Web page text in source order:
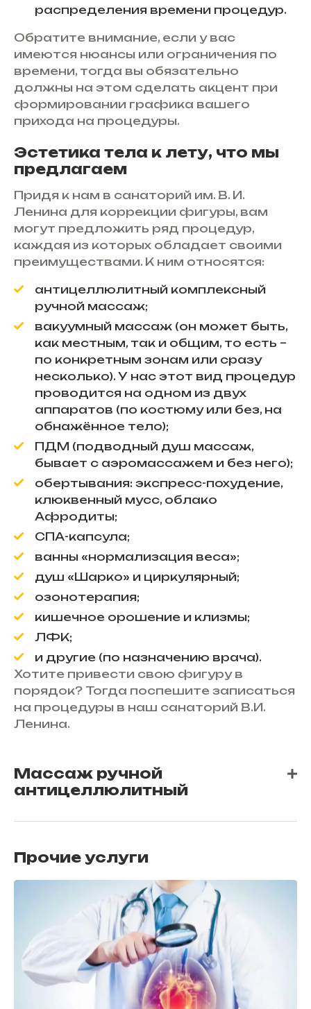
распределения времени процедур.
Обратите внимание, если у вас
имеются нюансы или ограничения по
времени, тогда вы обязательно
должны на этом сделать акцент при
формировании графика вашего
прихода на процедуры.
Эстетика тела к лету, что мы
предлагаем
Придя к нам в санаторий им. В. И.
Ленина для коррекции фигуры, вам
могут предложить ряд процедур,
каждая из которых обладает своими
преимуществами. К ним относятся:
антицеллюлитный комплексный
ручной массаж;
вакуумный массаж (он может быть,
как местным, так и общим, то есть –
по конкретным зонам или сразу
несколько). У нас этот вид процедур
проводится на одном из двух
аппаратов (по костюму или без, на
обнажённое тело);
ПДМ (подводный душ массаж,
бывает с аэромассажем и без него);
обертывания: экспресс-похудение,
клюквенный мусс, облако
Афродиты;
СПА-капсула;
ванны «нормализация веса»;
душ «Шарко» и циркулярный;
озонотерапия;
кишечное орошение и клизмы;
ЛФК;
и другие (по назначению врача).
Хотите привести свою фигуру в
порядок? Тогда поспешите записаться
на процедуры в наш санаторий В.И.
Ленина.
Массаж ручной
антицеллюлитный
Прочие услуги